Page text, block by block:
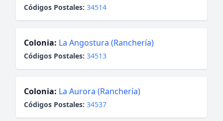
Códigos Postales: 34514
Colonia: La Angostura (Ranchería)
Códigos Postales: 34513
Colonia: La Aurora (Ranchería)
Códigos Postales: 34537